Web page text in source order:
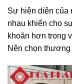
Sự hiện diện của
nhau khiến cho
khoăn hơn trong
Nên chọn